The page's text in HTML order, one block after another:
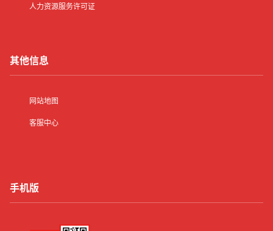
人力资源服务许可证
其他信息
网站地图
客服中心
手机版